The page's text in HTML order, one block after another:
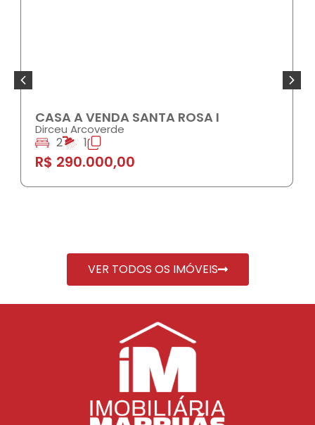
CASA A VENDA SANTA ROSA I
Dirceu Arcoverde
2 1
R$ 290.000,00
VER TODOS OS IMÓVEIS